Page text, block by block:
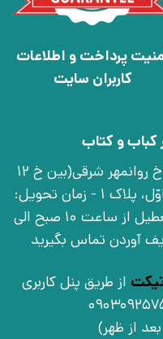
پرداخت و اطلاعات
کاربران سایت
کباب و کتاب
تهران، خ انقلاب، خ 12 فروردین، خ روانمهر شرقی(بین خ 12
فروردین و خ فخر رازی)، بن‌بست اوّل، پلاک 1 - زمان تحویل:
شنبه تا چهارشنبه به جز روزهای تعطیل از ساعت 10 صبح الی
از طریق پنل کاربری